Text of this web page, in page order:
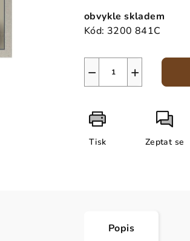
cena:
obvykle skladem
Kód: 3200 841C
+
−
Tisk Zeptat se
Popis